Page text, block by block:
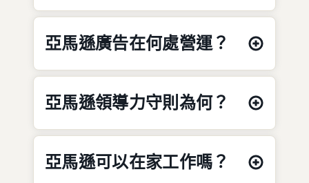
亞馬遜廣告在何處營運？
亞馬遜領導力守則為何？
亞馬遜可以在家工作嗎？